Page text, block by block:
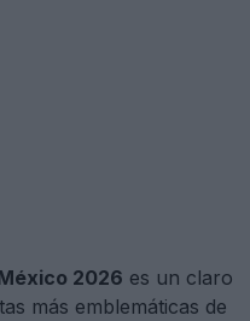
2026 es un claro
más emblemáticas de